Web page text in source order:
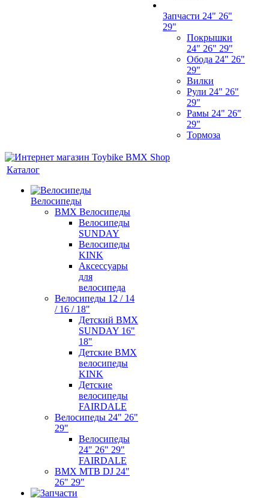
Запчасти 24" 26"
29"
Покрышки
24" 26" 29"
Обода 24" 26"
29"
Вилки
Рули 24" 26"
29"
Рамы 24" 26"
29"
Тормоза
Каталог
Велосипеды
BMX Велосипеды
Велосипеды
SUNDAY
Велосипеды
KINK
Аксессуары
для
велосипеда
Велосипеды 12 / 14
/ 16 / 18"
Детский BMX
SUNDAY 16"
18"
Детские BMX
велосипеды
KINK
Детские
велосипеды
FAIRDALE
Велосипеды 24" 26"
29"
Велосипеды
24" 26" 29"
FAIRDALE
BMX MTB DJ 24"
26" 29"